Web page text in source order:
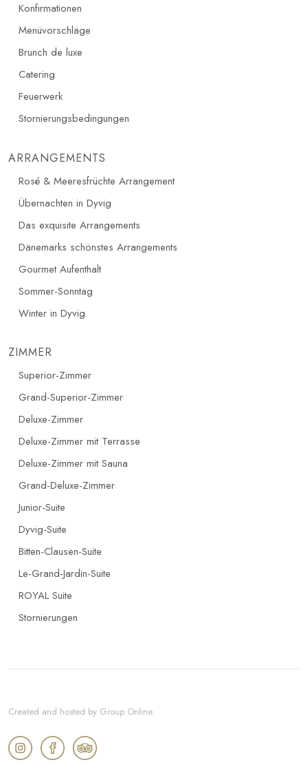
Konfirmationen
Menüvorschläge
Brunch de luxe
Catering
Feuerwerk
Stornierungsbedingungen
ARRANGEMENTS
Rosé & Meeresfrüchte Arrangement​
Übernachten in Dyvig
Das exquisite Arrangements
Dänemarks schönstes Arrangements
Gourmet Aufenthalt
Sommer-Sonntag
Winter in Dyvig
ZIMMER
Superior-Zimmer
Grand-Superior-Zimmer
Deluxe-Zimmer
Deluxe-Zimmer mit Terrasse
Deluxe-Zimmer mit Sauna
Grand-Deluxe-Zimmer
Junior-Suite
Dyvig-Suite
Bitten-Clausen-Suite
Le-Grand-Jardin-Suite
ROYAL Suite
Stornierungen
Created and hosted by Group Online